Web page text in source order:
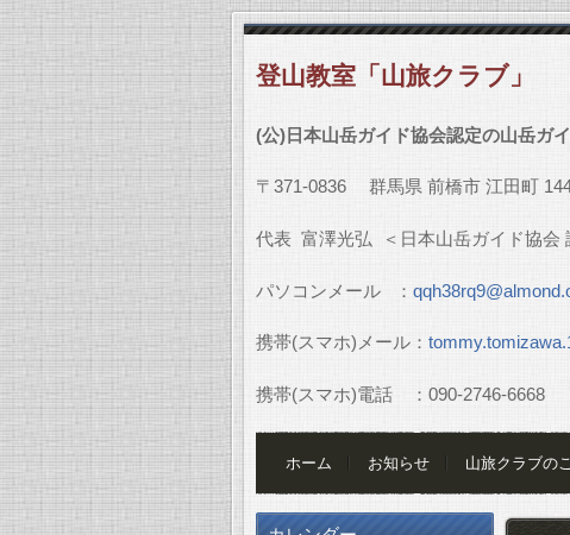
登山教室「山旅クラブ」
(公)日本山岳ガイド協会認定の山岳ガ
〒 371-0836 群馬県 前橋市 江田町
代表 富澤光弘 ＜日本山岳ガイド協会
パソコンメール ：
携帯(スマホ)メール：
携帯(スマホ)電話 ： 090-2746-6668
ホーム お知らせ 山旅クラブの